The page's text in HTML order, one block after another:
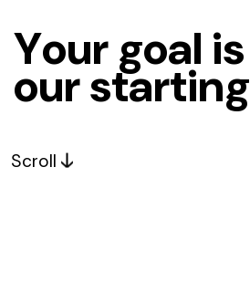
Yourgoal is
ourstarting
Scroll